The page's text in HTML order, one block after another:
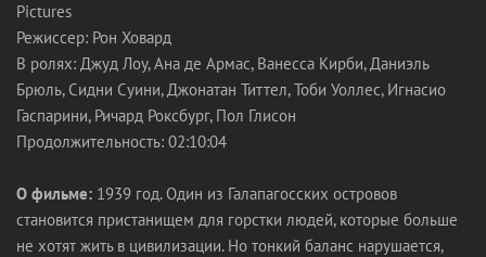
Pictures
Режиссер: Рон Ховард
В ролях: Джуд Лоу, Ана де Армас, Ванесса Кирби, Даниэль
Брюль, Сидни Суини, Джонатан Титтел, Тоби Уоллес, Игнасио
Гаспарини, Ричард Роксбург, Пол Глисон
Продолжительность: 02:10:04
О фильме: 1939 год. Один из Галапагосских островов
становится пристанищем для горстки людей, которые больше
не хотят жить в цивилизации. Но тонкий баланс нарушается,